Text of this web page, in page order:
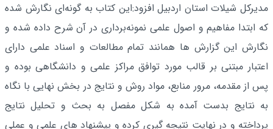
مدیرکل شیلات استان اردبیل افزود:این کتاب به گونه‌ای نگارش شده
که ابتدا مفاهیم و اصول علمی نمونه‌برداری در آن شرح داده شده و
نگارش این گزارش ها همانند تمام مطالعات و اسناد علمی دارای
اعتبار مبتنی بر قالب مورد توافق مراکز علمی و دانشگاهی بوده و
پس از مقدمه، مرور منابع، مواد روش و نتایج در بخش نهایی با نگاه
به نتایج بدست آمده به شکل مفصل به بحث و تحلیل نتایج
پرداخته و در نهایت نتیجه گیری کرده و پیشنهاد های علمی و عملی